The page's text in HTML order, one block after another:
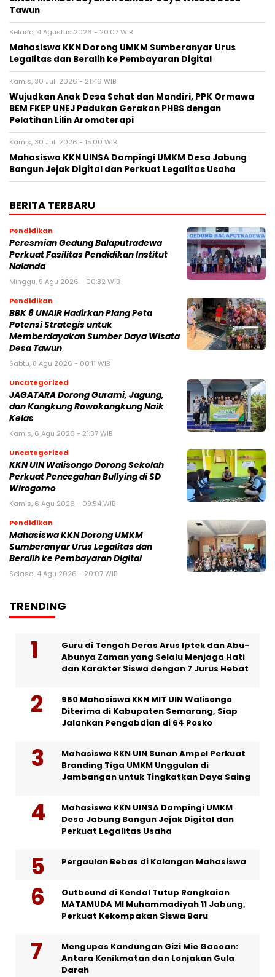
Tawun
Selasa, 4 Agustus 2026 - 20:07 WIB
Mahasiswa KKN Dorong UMKM Sumberanyar Urus
Legalitas dan Beralih ke Pembayaran Digital
Kamis, 30 Juli 2026 - 21:46 WIB
Wujudkan Anak Desa Sehat dan Mandiri, PPK Ormawa
BEM FKEP UNEJ Padukan Gerakan PHBS dengan
Pelatihan Lilin Aromaterapi
Kamis, 30 Juli 2026 - 15:00 WIB
Mahasiswa KKN UINSA Dampingi UMKM Desa Jabung
Bangun Jejak Digital dan Perkuat Legalitas Usaha
BERITA TERBARU
Pendidikan
Peresmian Gedung Balaputradewa
Perkuat Fasilitas Pendidikan Institut
Nalanda
Minggu, 9 Agu 2026 - 00:32 WIB
Pendidikan
BBK 8 UNAIR Hadirkan Plang Peta
Potensi Strategis untuk
Memberdayakan Sumber Daya Wisata
Desa Tawun
Sabtu, 8 Agu 2026 - 00:11 WIB
Uncategorized
JAGATARA Dorong Gurami, Jagung,
dan Kangkung Rowokangkung Naik
Kelas
Kamis, 6 Agu 2026 - 21:37 WIB
Uncategorized
KKN UIN Walisongo Dorong Sekolah
Perkuat Pencegahan Bullying di SD
Wirogomo
Kamis, 6 Agu 2026 - 09:54 WIB
Pendidikan
Mahasiswa KKN Dorong UMKM
Sumberanyar Urus Legalitas dan
Beralih ke Pembayaran Digital
Selasa, 4 Agu 2026 - 20:07 WIB
TRENDING
Guru di Tengah Deras Arus Iptek dan Abu-
Abunya Zaman yang Selalu Menjaga Hati
dan Karakter Siswa dengan 7 Jurus Hebat
960 Mahasiswa KKN MIT UIN Walisongo
Diterima di Kabupaten Semarang, Siap
Jalankan Pengabdian di 64 Posko
Mahasiswa KKN UIN Sunan Ampel Perkuat
Branding Tiga UMKM Unggulan di
Jambangan untuk Tingkatkan Daya Saing
Mahasiswa KKN UINSA Dampingi UMKM
Desa Jabung Bangun Jejak Digital dan
Perkuat Legalitas Usaha
Pergaulan Bebas di Kalangan Mahasiswa
Outbound di Kendal Tutup Rangkaian
MATAMUDA MI Muhammadiyah 11 Jabung,
Perkuat Kekompakan Siswa Baru
Mengupas Kandungan Gizi Mie Gacoan:
Antara Kenikmatan dan Lonjakan Gula
Darah